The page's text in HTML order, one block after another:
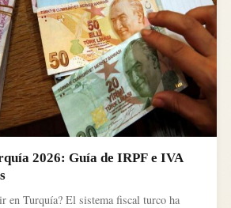
2026: Guía de IRPF e IVA
en Turquía? El sistema fiscal turco ha